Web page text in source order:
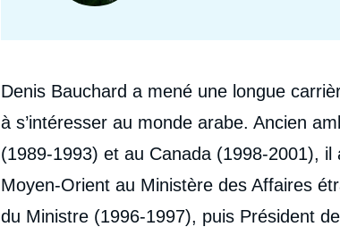
Biographie
Denis Bauchard a mené une longue
à s’intéresser au monde arabe. Ancien
(1989-1993) et au Canada (1998-2001),
Moyen-Orient au Ministère des Affaires
du Ministre (1996-1997), puis Président